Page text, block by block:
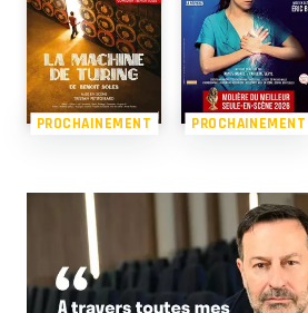
PROCHAINEMENT PROCHAINEMENT